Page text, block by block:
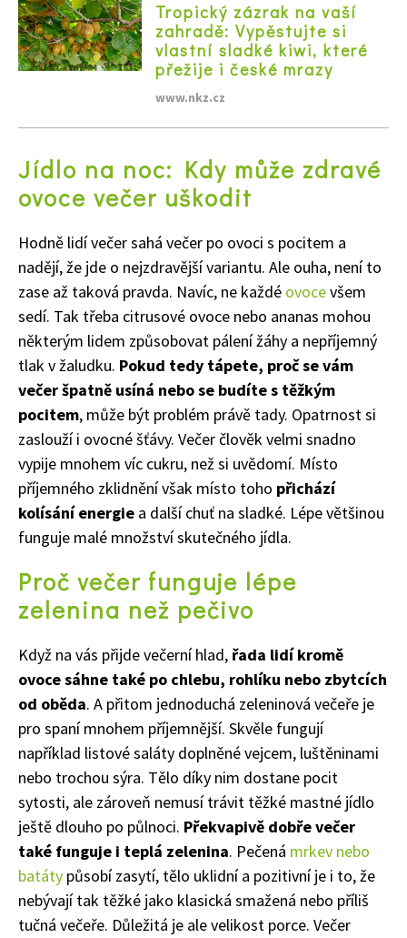
Naše krásná zahrada
Tropický zázrak na vaší
zahradě: Vypěstujte si
vlastní sladké kiwi, které
přežije i české mrazy
www.nkz.cz
Jídlo na noc: Kdy může zdravé
ovoce večer uškodit
Hodně lidí večer sahá večer po ovoci s pocitem a
nadějí, že jde o nejzdravější variantu. Ale ouha, není to
zase až taková pravda. Navíc, ne každé ovocevšem
sedí. Tak třeba citrusové ovoce nebo ananas mohou
některým lidem způsobovat pálení žáhy a nepříjemný
tlak v žaludku. Pokud tedy tápete, proč se vám
večer špatně usíná nebo se budíte s těžkým
pocitem, může být problém právě tady. Opatrnost si
zaslouží i ovocné šťávy. Večer člověk velmi snadno
vypije mnohem víc cukru, než si uvědomí. Místo
příjemného zklidnění však místo toho přichází
kolísání energie a další chuť na sladké. Lépe většinou
funguje malé množství skutečného jídla.
Proč večer funguje lépe
zelenina než pečivo
Když na vás přijde večerní hlad, řada lidí kromě
ovoce sáhne také po chlebu, rohlíku nebo zbytcích
od oběda. A přitom jednoduchá zeleninová večeře je
pro spaní mnohem příjemnější. Skvěle fungují
například listové saláty doplněné vejcem, luštěninami
nebo trochou sýra. Tělo díky nim dostane pocit
sytosti, ale zároveň nemusí trávit těžké mastné jídlo
ještě dlouho po půlnoci. Překvapivě dobře večer
také funguje i teplá zelenina. Pečená mrkev nebo
batáty působí zasytí, tělo uklidní a pozitivní je i to, že
nebývají tak těžké jako klasická smažená nebo příliš
tučná večeře. Důležitá je ale velikost porce. Večer